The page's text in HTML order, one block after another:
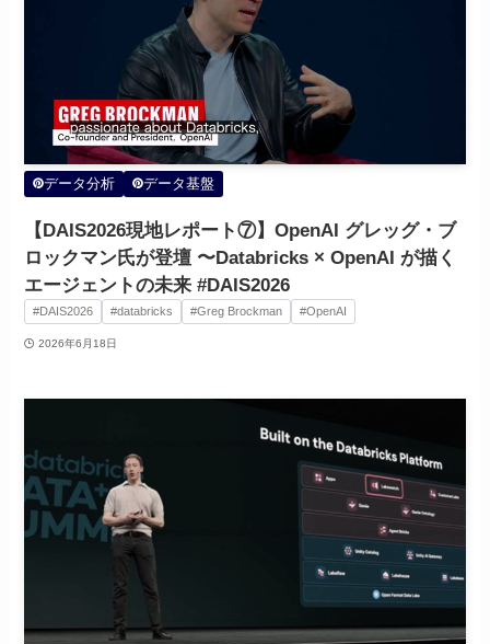
データ分析 データ基盤
【DAIS2026現地レポート⑦】OpenAI グレッグ・ブ
ロックマン氏が登壇 〜Databricks × OpenAI が描く
エージェントの未来 #DAIS2026
#DAIS2026 #databricks #Greg Brockman #OpenAI
2026年6月18日